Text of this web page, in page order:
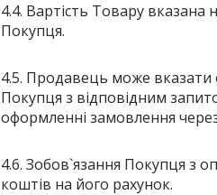
4.4. Вартість Товару вказана
Покупця.
4.5. Продавець може вказати
Покупця з відповідним
оформленні замовлення
4.6. Зобов`язання Покупця з
коштів на його рахунок.